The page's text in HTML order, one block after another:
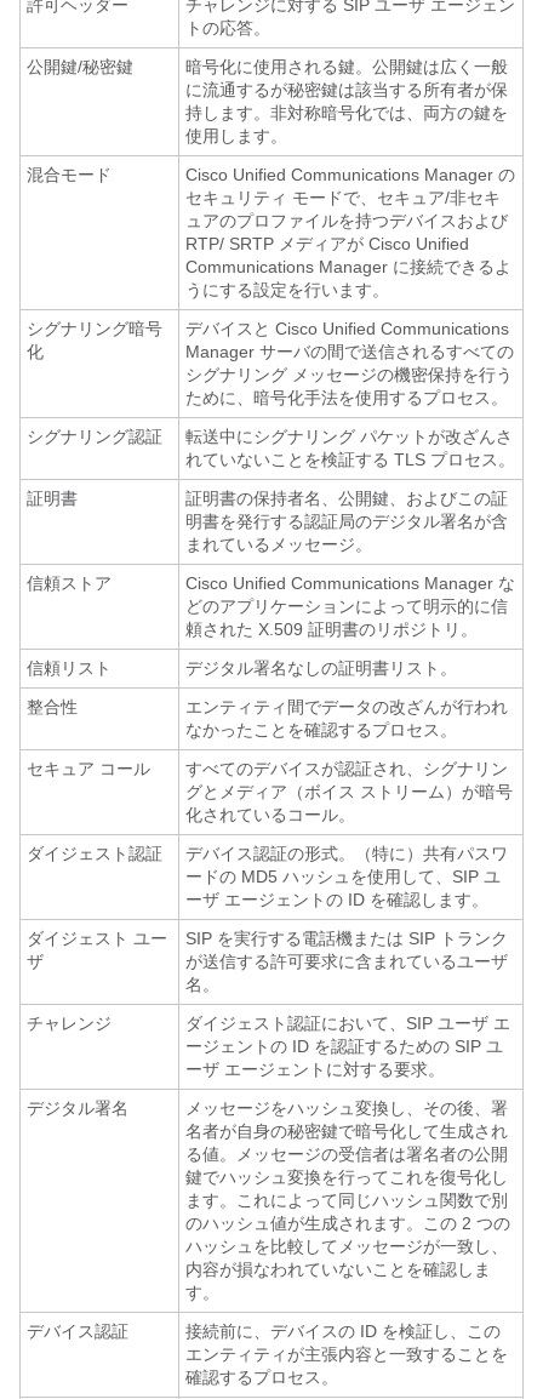
許可ヘッダー
チャレンジに対する SIP ユーザ エージェン
トの応答。
公開鍵/秘密鍵
暗号化に使用される鍵。公開鍵は広く一般
に流通するが秘密鍵は該当する所有者が保
持します。非対称暗号化では、両方の鍵を
使用します。
混合モード
Cisco Unified Communications Manager の
セキュリティ モードで、セキュア/非セキ
ュアのプロファイルを持つデバイスおよび
RTP/ SRTP メディアが Cisco Unified
Communications Manager に接続できるよ
うにする設定を行います。
シグナリング暗号
化
デバイスと Cisco Unified Communications
Manager サーバの間で送信されるすべての
シグナリング メッセージの機密保持を行う
ために、暗号化手法を使用するプロセス。
シグナリング認証
転送中にシグナリング パケットが改ざんさ
れていないことを検証する TLS プロセス。
証明書
証明書の保持者名、公開鍵、およびこの証
明書を発行する認証局のデジタル署名が含
まれているメッセージ。
信頼ストア
Cisco Unified Communications Manager な
どのアプリケーションによって明示的に信
頼された X.509 証明書のリポジトリ。
信頼リスト
デジタル署名なしの証明書リスト。
整合性
エンティティ間でデータの改ざんが行われ
なかったことを確認するプロセス。
セキュア コール
すべてのデバイスが認証され、シグナリン
グとメディア（ボイス ストリーム）が暗号
化されているコール。
ダイジェスト認証
デバイス認証の形式。（特に）共有パスワ
ードの MD5 ハッシュを使用して、SIP ユ
ーザ エージェントの ID を確認します。
ダイジェスト ユー
ザ
SIP を実行する電話機または SIP トランク
が送信する許可要求に含まれているユーザ
名。
チャレンジ
ダイジェスト認証において、SIP ユーザ エ
ージェントの ID を認証するための SIP ユ
ーザ エージェントに対する要求。
デジタル署名
メッセージをハッシュ変換し、その後、署
名者が自身の秘密鍵で暗号化して生成され
る値。メッセージの受信者は署名者の公開
鍵でハッシュ変換を行ってこれを復号化し
ます。これによって同じハッシュ関数で別
のハッシュ値が生成されます。この 2 つの
ハッシュを比較してメッセージが一致し、
内容が損なわれていないことを確認しま
す。
デバイス認証
接続前に、デバイスの ID を検証し、この
エンティティが主張内容と一致することを
確認するプロセス。